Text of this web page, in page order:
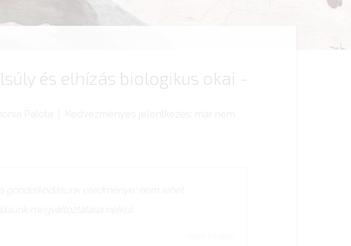
és elhízás biologikus okai -
Palota | Kedvezményes jelentkezés: már nem
gondolkodásunk eredménye; nem lehet
megváltoztatása nélkül.